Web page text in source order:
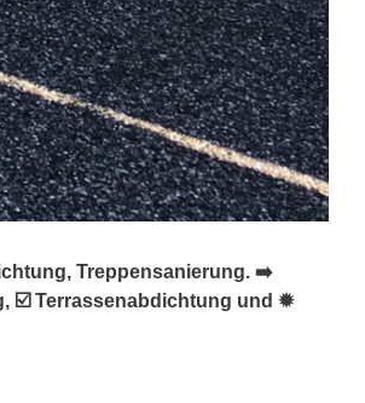
Treppensanierung. ➡️
☑️ Terrassenabdichtung und ✹